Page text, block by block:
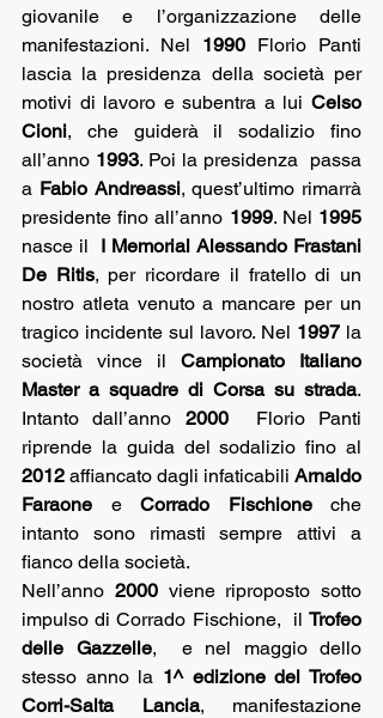
giovanile e l’organizzazione delle
manifestazioni. Nel 1990 Florio Panti
lascia la presidenza della società per
motivi di lavoro e subentra a lui Celso
Cioni, che guiderà il sodalizio fino
all’anno 1993. Poi la presidenza  passa
a Fabio Andreassi, quest’ultimo rimarrà
presidente fino all’anno 1999. Nel
nasce il I Memorial Alessando Frastani
De Ritis, per ricordare il fratello di un
nostro atleta venuto a mancare per un
tragico incidente sul lavoro. Nel 1997 la
società vince il Campionato Italiano
Master a squadre di Corsa su strada.
Intanto dall’anno 2000
  Florio Panti
2012 affiancato dagli infaticabili Arnaldo
Faraone e Corrado Fischione che
intanto sono rimasti sempre attivi a
fianco della società.
Nell’anno 2000 viene riproposto sotto
impulso di Corrado Fischione,  il Trofeo
delle Gazzelle,  e nel maggio dello
stesso anno la 1^ edizione del Trofeo
Corri-Salta Lancia, manifestazione